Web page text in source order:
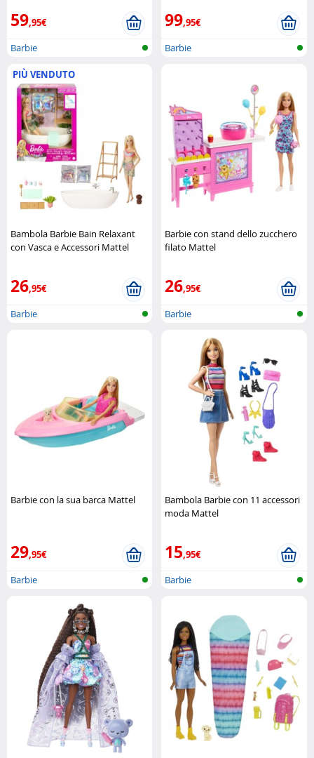
59,95€
Barbie
99,95€
Barbie
PIÙ VENDUTO
Bambola Barbie Bain Relaxant
con Vasca e Accessori Mattel
26,95€
Barbie
Barbie con stand dello zucchero
filato Mattel
26,95€
Barbie
Barbie con la sua barca Mattel
29,95€
Barbie
Bambola Barbie con 11 accessori
moda Mattel
15,95€
Barbie